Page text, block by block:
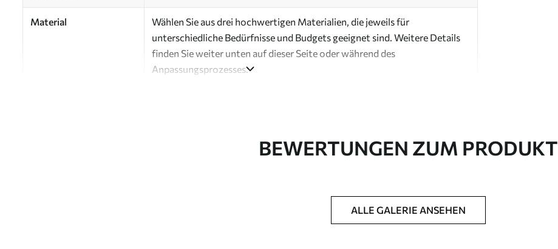
Material
Wählen Sie aus drei hochwertigen Materialien, die jeweils für
unterschiedliche Bedürfnisse und Budgets geeignet sind. Weitere Details
finden Sie weiter unten auf dieser Seite oder während des
Anpassungsprozesses.
Erhältlich mit Lackbeschichtung und/oder Tapetenkleber.
BEWERTUNGEN ZUM PRODUKT
ALLE GALERIE ANSEHEN